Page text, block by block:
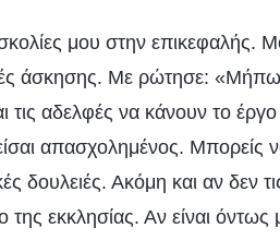
μου στην επικεφαλής.
άσκησης. Με ρώτησε:
τις αδελφές να κάνουν το
απασχολημένος. Μπορείς
δουλειές. Ακόμη και αν δεν
της εκκλησίας. Αν είναι